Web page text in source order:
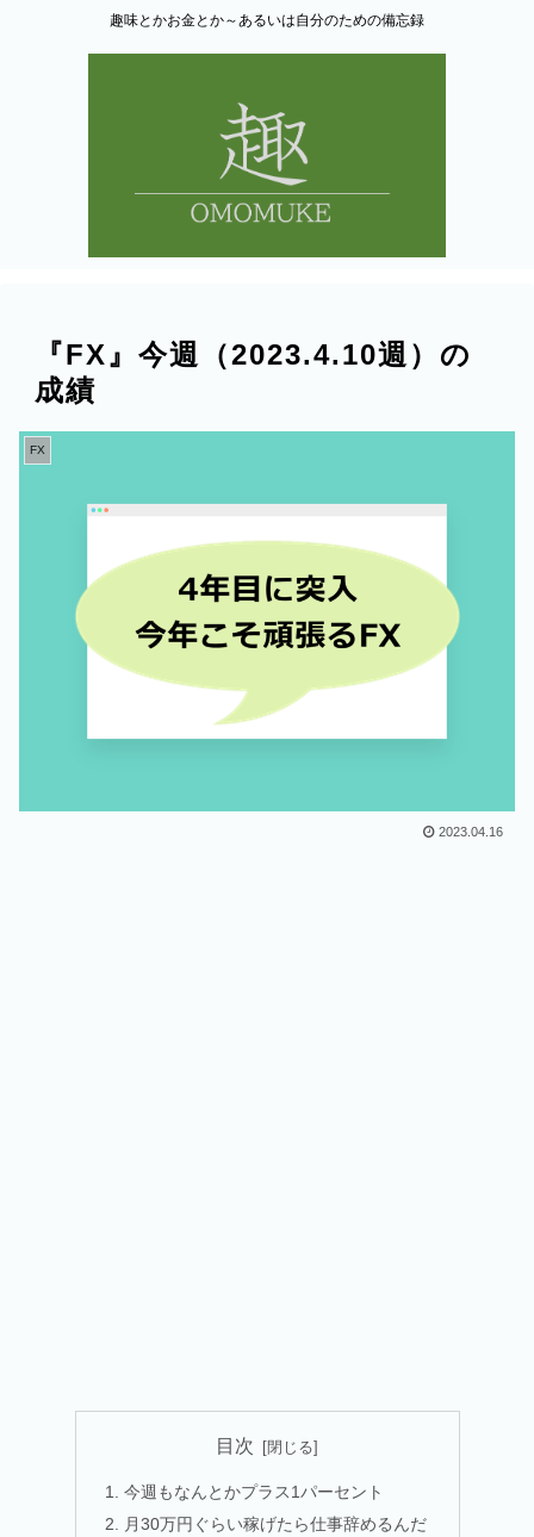
趣味とかお金とか～あるいは自分のための備忘録
『FX』今週（2023.4.10週）の
成績
FX
2023.04.16
目次
今週もなんとかプラス1パーセント
月30万円ぐらい稼げたら仕事辞めるんだ